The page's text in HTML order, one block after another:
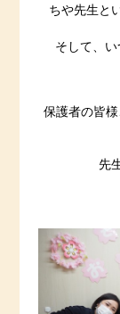
ちや先生と
そして、
保護者の皆
先